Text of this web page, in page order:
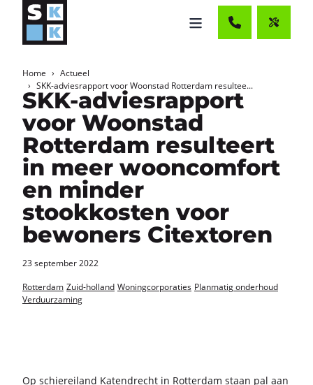
Home
Actueel
SKK-adviesrapport voor Woonstad Rotterdam resultee...
SKK-adviesrapport
voor Woonstad
Rotterdam resulteert
in meer wooncomfort
en minder
stookkosten voor
bewoners Citextoren
23 september 2022
Rotterdam Zuid-holland Woningcorporaties Planmatig onderhoud
Verduurzaming
Op schier­ei­land Ka­tend­recht in Rot­ter­dam staan pal aan